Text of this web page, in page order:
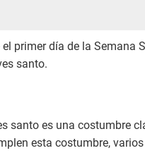
primer día de la Semana
santo.
santo es una costumbre
esta costumbre,